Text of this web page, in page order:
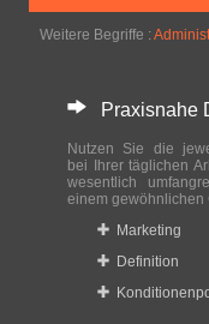
Weitere Begriffe :
Praxisnahe
Nutzen Sie die
bei Ihrer täglichen
wesentlich
einem gewöhnlichen
Marketing
Definition